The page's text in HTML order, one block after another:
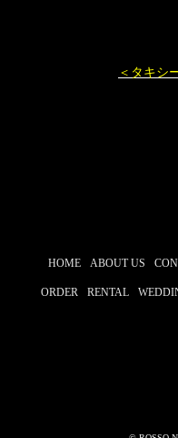
＜タキシ
HOME ABOUT US
ORDER RENTAL